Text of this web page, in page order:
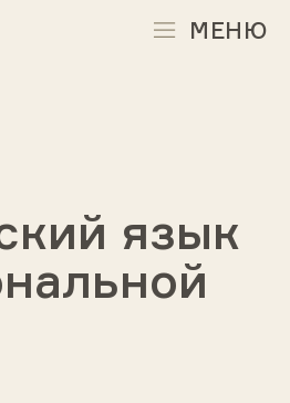
МЕНЮ
язык